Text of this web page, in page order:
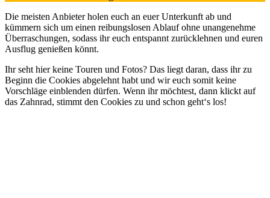
Die meisten Anbieter holen euch an euer Unterkunft ab und
kümmern sich um einen reibungslosen Ablauf ohne unangenehme
Überraschungen, sodass ihr euch entspannt zurücklehnen und euren
Ausflug genießen könnt.
Ihr seht hier keine Touren und Fotos? Das liegt daran, dass ihr zu
Beginn die Cookies abgelehnt habt und wir euch somit keine
Vorschläge einblenden dürfen. Wenn ihr möchtest, dann klickt auf
das Zahnrad, stimmt den Cookies zu und schon geht‘s los!